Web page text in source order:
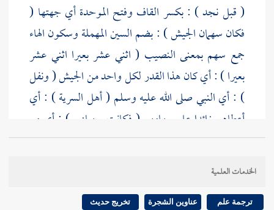
( قبلنجد) : بكسر القاف وفتح الموحدة أي جهتها (
فكان سهمان الجيش ) : بضم السين المهملة وسكون الهاء
جمع سهم بمعنى النصيب ( اثني عشر بعيرا اثني عشر
بعيرا ) : أي كان هذا القدر لكل واحد من الجيش ( ونفل
) : أي النبي صلى الله عليه وسلم ( أهل السرية ) : أي
أعطاهم زائدا على سهامهم ( فكانت سهمانهم ) : أي مع
النفل فيه دليل على أنه يجوزللإمام أن ينفل بعض الجيش
ببعض الغنيمة
الخدمات العلمية
ترجمة علم عناوين الشجرة تخريج حديث